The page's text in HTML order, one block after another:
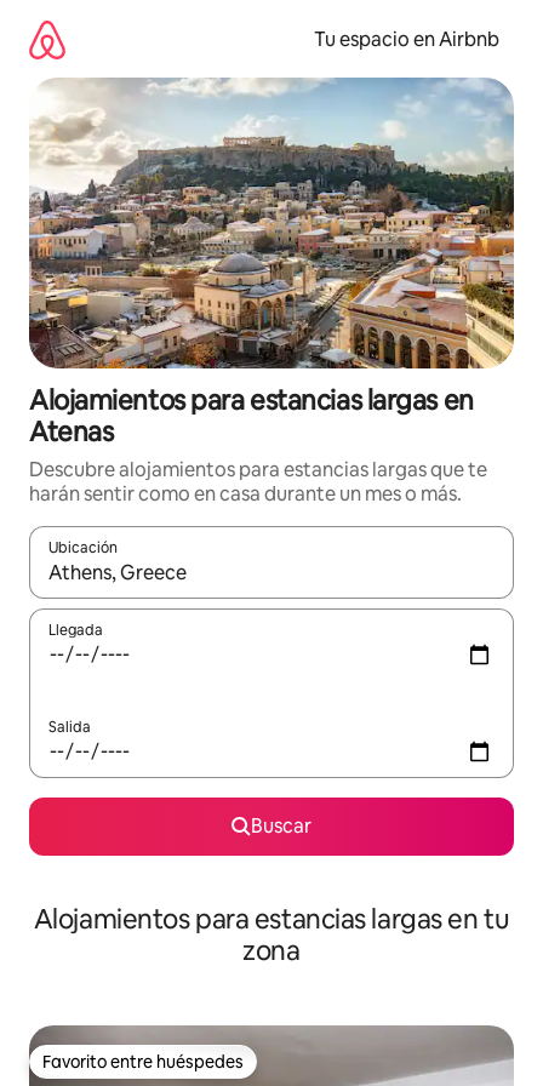
contenido
Tu espacio en Airbnb
Alojamientos para estancias largas en
Atenas
Descubre alojamientos para estancias largas que te
harán sentir como en casa durante un mes o más.
Ubicación
Cuando los resultados estén disponibles, podrás navegar
Llegada
Salida
Buscar
Alojamientos para estancias largas en tu
zona
Favorito entre huéspedes
Favorito entre huéspedes